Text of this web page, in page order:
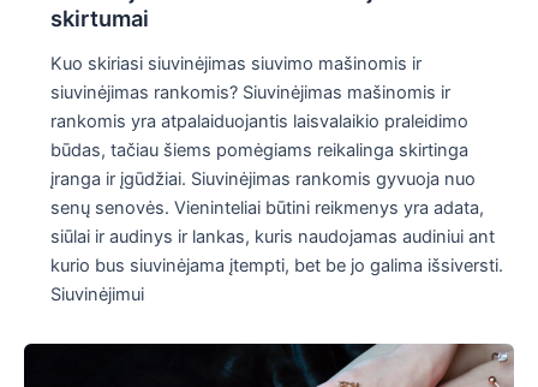
skirtumai
Kuo skiriasi siuvinėjimas siuvimo mašinomis ir
siuvinėjimas rankomis? Siuvinėjimas mašinomis ir
rankomis yra atpalaiduojantis laisvalaikio praleidimo
būdas, tačiau šiems pomėgiams reikalinga skirtinga
įranga ir įgūdžiai. Siuvinėjimas rankomis gyvuoja nuo
senų senovės. Vieninteliai būtini reikmenys yra adata,
siūlai ir audinys ir lankas, kuris naudojamas audiniui ant
kurio bus siuvinėjama įtempti, bet be jo galima išsiversti.
Siuvinėjimui